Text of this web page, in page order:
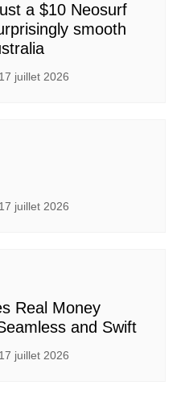
a $10 Neosurf
smooth
17 juillet 2026
17 juillet 2026
Real Money
and Swift
17 juillet 2026